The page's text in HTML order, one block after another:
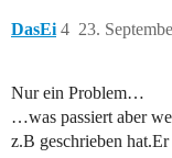
DasEi 23.
4
Nur ein Problem…
…was passiert aber
z.B geschrieben